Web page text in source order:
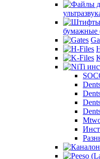
бумажные